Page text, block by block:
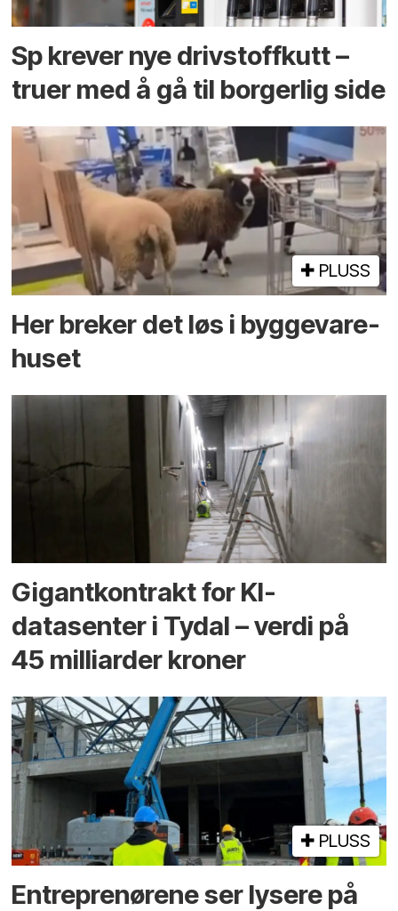
Sp krever nye drivstoffkutt –
truer med å gå til borgerlig side
PLUSS
Her breker det løs i bygge­vare­
huset
Gigantkontrakt for KI-
datasenter i Tydal – verdi på
45 milliarder kroner
PLUSS
Entreprenørene ser lysere på